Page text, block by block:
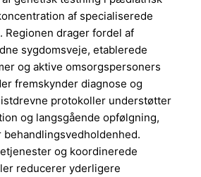
af specialiserede
Regionen drager fordel af
sygdomsveje, etablerede
og aktive omsorgspersoners
fremskynder diagnose og
protokoller understøtter
og langsgående opfølgning,
og koordinerede
reducerer yderligere